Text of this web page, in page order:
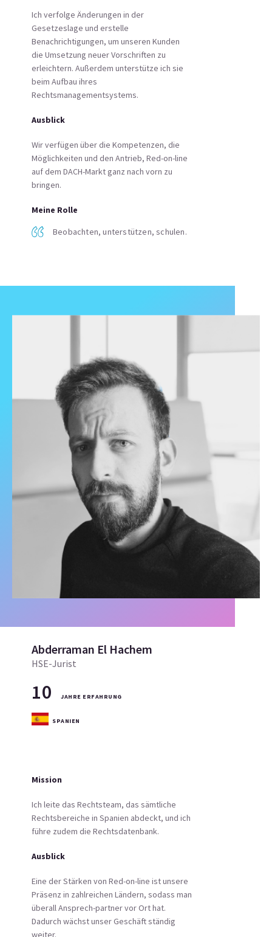
Ich verfolge Änderungen in der
Gesetzeslage und erstelle
Benachrichtigungen, um unseren Kunden
die Umsetzung neuer Vorschriften zu
erleichtern. Außerdem unterstütze ich sie
beim Aufbau ihres
Rechtsmanagementsystems.
Ausblick
Wir verfügen über die Kompetenzen, die
Möglichkeiten und den Antrieb, Red-on-line
auf dem DACH-Markt ganz nach vorn zu
bringen.
Meine Rolle
Beobachten, unterstützen, schulen.
Abderraman El Hachem
HSE-Jurist
10 JAHRE ERFAHRUNG
SPANIEN
Mission
Ich leite das Rechtsteam, das sämtliche
Rechtsbereiche in Spanien abdeckt, und ich
führe zudem die Rechtsdatenbank.
Ausblick
Eine der Stärken von Red-on-line ist unsere
Präsenz in zahlreichen Ländern, sodass man
überall Ansprech-partner vor Ort hat.
Dadurch wächst unser Geschäft ständig
weiter.